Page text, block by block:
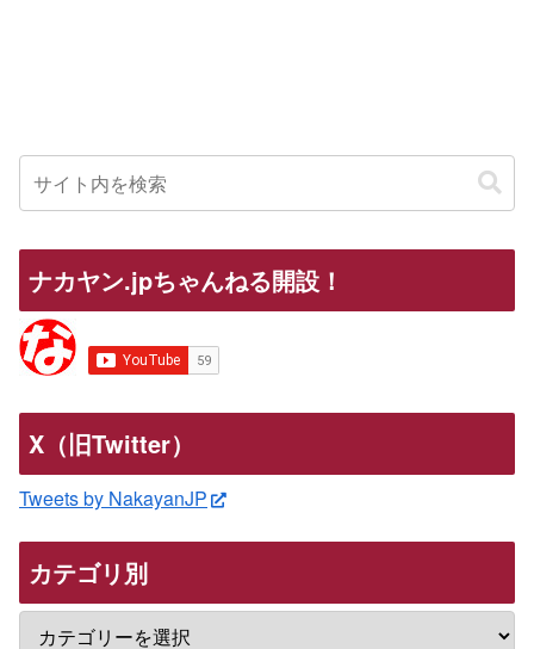
ナカヤン.jpちゃんねる開設！
X（旧Twitter）
Tweets by NakayanJP
カテゴリ別